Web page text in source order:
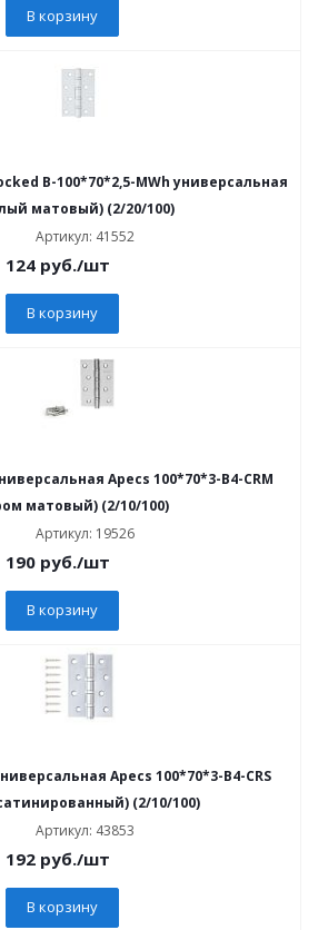
В корзину
В-100*70*2,5-MWh универсальная
матовый) (2/20/100)
Артикул: 41552
124 руб./шт
В корзину
Apecs 100*70*3-B4-CRM
матовый) (2/10/100)
Артикул: 19526
190 руб./шт
В корзину
Apecs 100*70*3-B4-CRS
(2/10/100)
Артикул: 43853
192 руб./шт
В корзину